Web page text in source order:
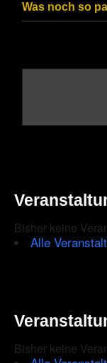
Was noch so
Bisher keine
Alle
Bisher keine